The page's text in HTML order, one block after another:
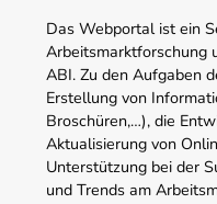
Das Webportal ist ein
Arbeitsmarktforschung
ABI. Zu den Aufgaben
Erstellung von
Broschüren,…), die
Aktualisierung von
Unterstützung bei der
und Trends am